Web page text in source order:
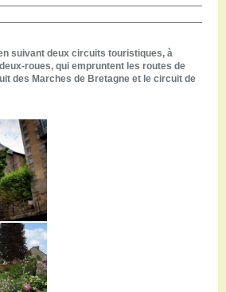
suivant deux circuits touristiques, à
roues, qui empruntent les routes de
des Marches de Bretagne et le circuit de